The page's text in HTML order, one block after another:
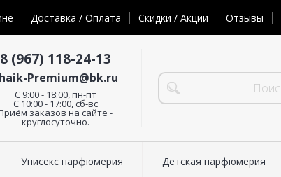
Доставка / Оплата Скидки / Акции Отзывы
8 (967) 118-24-13
Premium@bk.ru
C 9:00 - 18:00, пн-пт
С 10:00 - 17:00, сб-вс
заказов на сайте -
круглосуточно.
Унисекс парфюмерия Детская парфюмерия